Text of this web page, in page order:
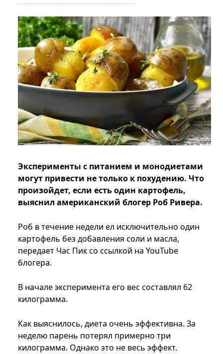
Эксперименты с питанием и монодиетами
могут привести не только к похудению. Что
произойдет, если есть один картофель,
выяснил американский блогер Роб Ривера.
Роб в течение недели ел исключительно один
картофель без добавления соли и масла,
передает Час Пик со ссылкой на YouTube
блогера.
В начале эксперимента его вес составлял 62
килограмма.
Как выяснилось, диета очень эффективна. За
неделю парень потерял примерно три
килограмма. Однако это не весь эффект.